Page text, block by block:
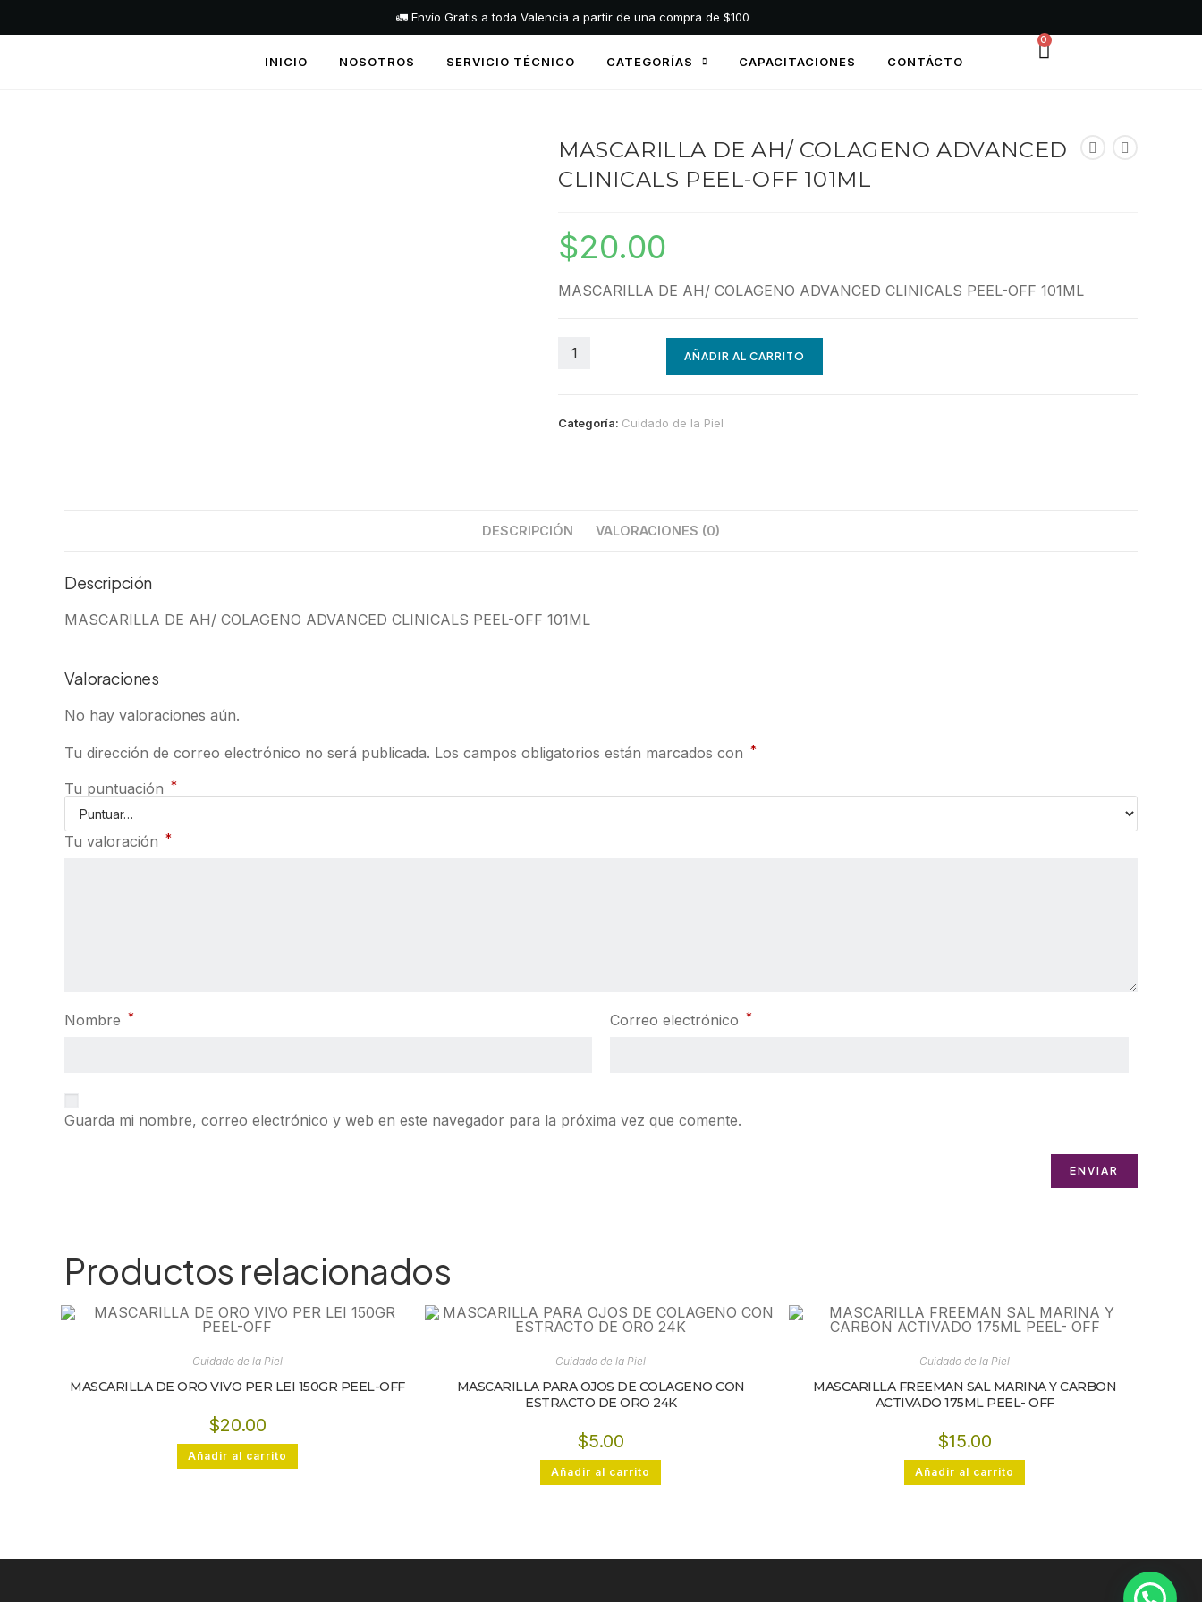
🚛 Envío Gratis a toda Valencia a partir de una compra de $100
INICIO NOSOTROS SERVICIO TÉCNICO CATEGORÍAS CAPACITACIONES CONTÁCTO
0
MASCARILLA DE AH/ COLAGENO ADVANCED
CLINICALS PEEL-OFF 101ML
$20.00
MASCARILLA DE AH/ COLAGENO ADVANCED CLINICALS PEEL-OFF 101ML
AÑADIR AL CARRITO
Categoría: Cuidado de la Piel
DESCRIPCIÓN VALORACIONES (0)
Descripción
MASCARILLA DE AH/ COLAGENO ADVANCED CLINICALS PEEL-OFF 101ML
Valoraciones
No hay valoraciones aún.
Tu dirección de correo electrónico no será publicada. Los campos obligatorios están marcados con *
Tu puntuación *
Tu valoración *
Nombre * Correo electrónico *
Guarda mi nombre, correo electrónico y web en este navegador para la próxima vez que comente.
Productos relacionados
Cuidado de la Piel
MASCARILLA DE ORO VIVO PER LEI 150GR PEEL-OFF
$20.00
Añadir al carrito
Cuidado de la Piel
MASCARILLA PARA OJOS DE COLAGENO CON
ESTRACTO DE ORO 24K
$5.00
Añadir al carrito
Cuidado de la Piel
MASCARILLA FREEMAN SAL MARINA Y CARBON
ACTIVADO 175ML PEEL- OFF
$15.00
Añadir al carrito